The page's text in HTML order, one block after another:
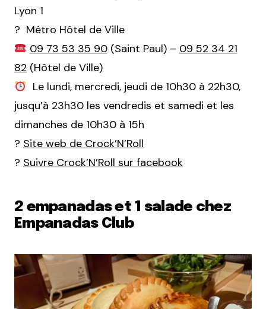
Lyon 1
? Métro Hôtel de Ville
09 73 53 35 90(Saint Paul) – 09 52 34 21
82 (Hôtel de Ville)
Le lundi, mercredi, jeudi de 10h30 à 22h30,
jusqu’à 23h30 les vendredis et samedi et les
dimanches de 10h30 à 15h
? Site web de Crock’N’Roll
? Suivre Crock’N’Roll sur facebook
2 empanadas et 1 salade chez
Empanadas Club